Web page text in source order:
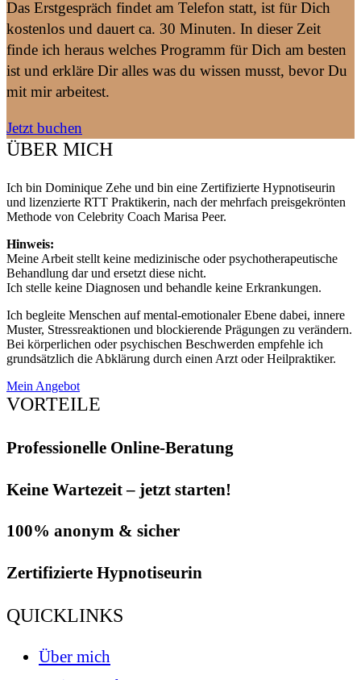
Das Erstgespräch findet am Telefon statt, ist für Dich
kostenlos und dauert ca. 30 Minuten. In dieser Zeit
finde ich heraus welches Programm für Dich am besten
ist und erkläre Dir alles was du wissen musst, bevor Du
mit mir arbeitest.
Jetzt buchen
ÜBER MICH
Ich bin Dominique Zehe und bin eine Zertifizierte Hypnotiseurin
und lizenzierte RTT Praktikerin, nach der mehrfach preisgekrönten
Methode von Celebrity Coach Marisa Peer.
Hinweis:
Meine Arbeit stellt keine medizinische oder psychotherapeutische
Behandlung dar und ersetzt diese nicht.
Ich stelle keine Diagnosen und behandle keine Erkrankungen.
Ich begleite Menschen auf mental-emotionaler Ebene dabei, innere
Muster, Stressreaktionen und blockierende Prägungen zu verändern.
Bei körperlichen oder psychischen Beschwerden empfehle ich
grundsätzlich die Abklärung durch einen Arzt oder Heilpraktiker.
Mein Angebot
VORTEILE
Professionelle Online-Beratung
Keine Wartezeit – jetzt starten!
100% anonym & sicher
Zertifizierte Hypnotiseurin
QUICKLINKS
Über mich